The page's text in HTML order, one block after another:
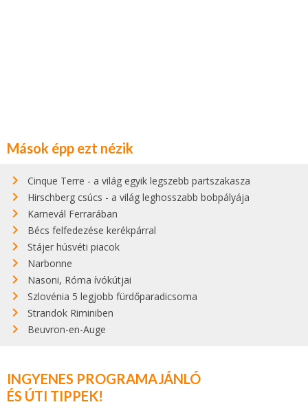
Mások épp ezt nézik
Cinque Terre - a világ egyik legszebb partszakasza
Hirschberg csúcs - a világ leghosszabb bobpályája
Karnevál Ferrarában
Bécs felfedezése kerékpárral
Stájer húsvéti piacok
Narbonne
Nasoni, Róma ívókútjai
Szlovénia 5 legjobb fürdőparadicsoma
Strandok Riminiben
Beuvron-en-Auge
INGYENES PROGRAMAJÁNLÓ
ÉS ÚTI TIPPEK!